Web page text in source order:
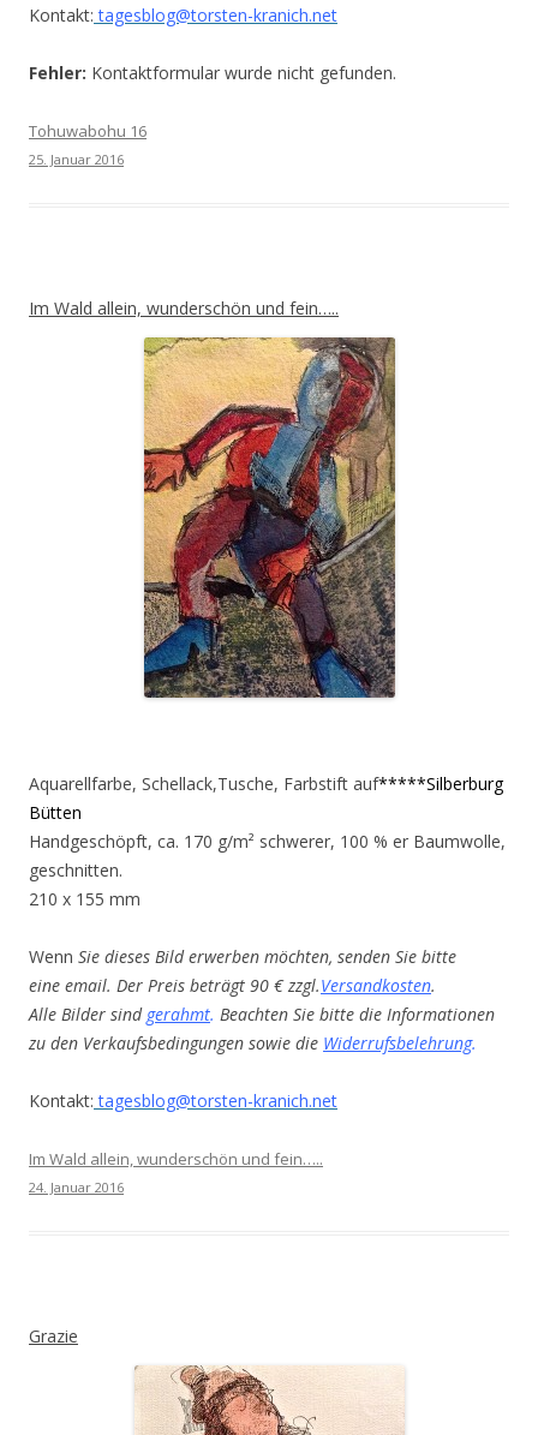
Kontakt: tagesblog@torsten-kranich.net
Fehler: Kontaktformular wurde nicht gefunden.
Tohuwabohu 16
25. Januar 2016
Im Wald allein, wunderschön und fein…..
Aquarellfarbe, Schellack,Tusche, Farbstift auf*****Silberburg
Bütten
Handgeschöpft, ca. 170 g/m² schwerer, 100 % er Baumwolle,
geschnitten.
210 x 155 mm
Wenn Sie dieses Bild erwerben möchten, senden Sie bitte
eine email. Der Preis beträgt 90 € zzgl.Versandkosten.
Alle Bilder sind gerahmt. Beachten Sie bitte die Informationen
zu den Verkaufsbedingungen sowie die Widerrufsbelehrung.
Kontakt: tagesblog@torsten-kranich.net
Im Wald allein, wunderschön und fein…..
24. Januar 2016
Grazie